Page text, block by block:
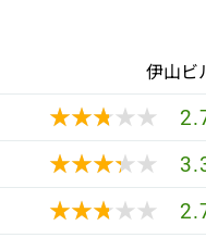
伊山ビ
★★★★★
★★★★★
★★★★★
★★★★★
★★★★★
★★★★★